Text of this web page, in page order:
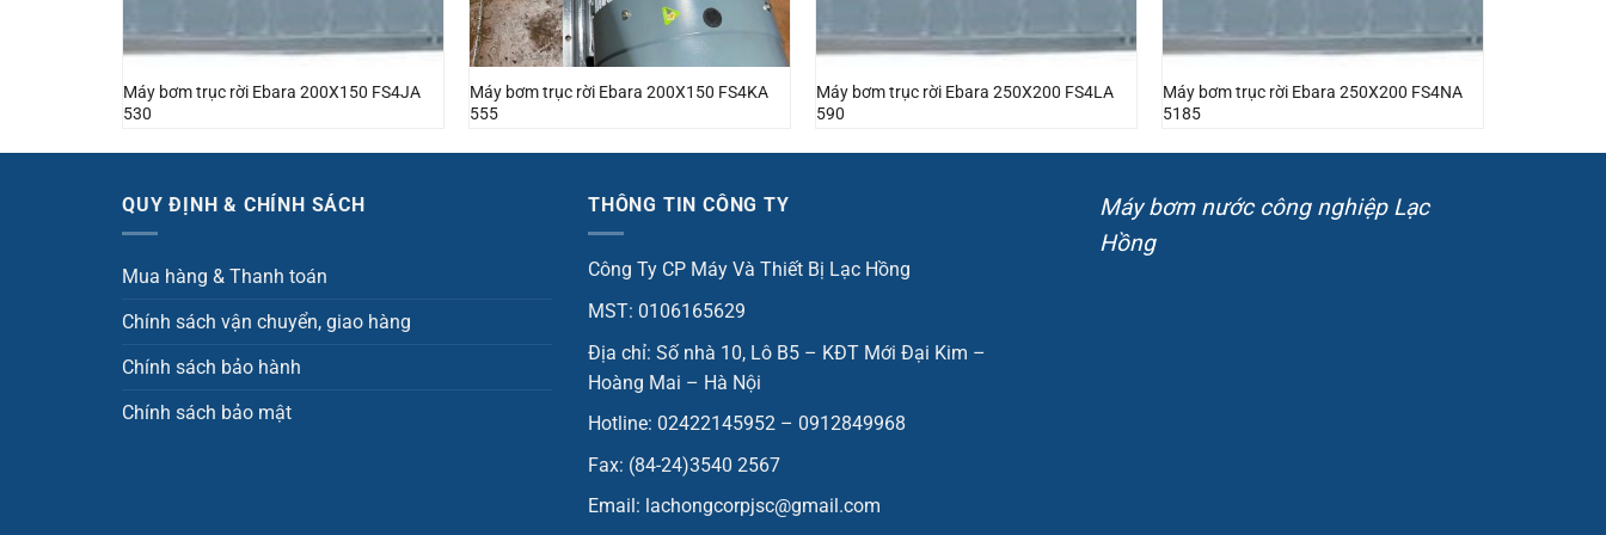
Máy bơm trục rời Ebara 200X150 FS4JA
530
Máy bơm trục rời Ebara 200X150 FS4KA
555
Máy bơm trục rời Ebara 250X200 FS4LA
590
Máy bơm trục rời Ebara 250X200 FS4NA
5185
QUY ĐỊNH & CHÍNH SÁCH
Mua hàng & Thanh toán
Chính sách vận chuyển, giao hàng
Chính sách bảo hành
Chính sách bảo mật
THÔNG TIN CÔNG TY
Công Ty CP Máy Và Thiết Bị Lạc Hồng
MST: 0106165629
Địa chỉ: Số nhà 10, Lô B5 – KĐT Mới Đại Kim –
Hoàng Mai – Hà Nội
Hotline: 02422145952 – 0912849968
Fax: (84-24)3540 2567
Email: lachongcorpjsc@gmail.com
Máy bơm nước công nghiệp Lạc
Hồng